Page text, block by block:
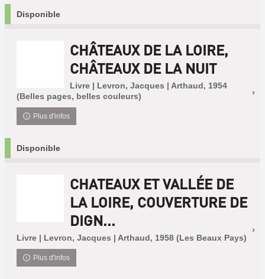
Disponible
CHÂTEAUX DE LA LOIRE,
CHÂTEAUX DE LA NUIT
Livre | Levron, Jacques | Arthaud, 1954
(Belles pages, belles couleurs)
Plus d'infos
Disponible
CHATEAUX ET VALLÉE DE
LA LOIRE, COUVERTURE DE
DIGN...
Livre | Levron, Jacques | Arthaud, 1958 (Les Beaux Pays)
Plus d'infos